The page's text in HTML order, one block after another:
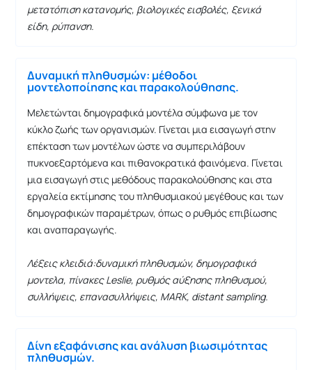
μετατόπιση κατανομής, βιολογικές εισβολές, ξενικά
είδη, ρύπανση.
Δυναμική πληθυσμών: μέθοδοι
μοντελοποίησης και παρακολούθησης.
Μελετώνται δημογραφικά μοντέλα σύμφωνα με τον
κύκλο ζωής των οργανισμών. Γίνεται μια εισαγωγή στην
επέκταση των μοντέλων ώστε να συμπεριλάβουν
πυκνοεξαρτόμενα και πιθανοκρατικά φαινόμενα. Γίνεται
μια εισαγωγή στις μεθόδους παρακολούθησης και στα
εργαλεία εκτίμησης του πληθυσμιακού μεγέθους και των
δημογραφικών παραμέτρων, όπως ο ρυθμός επιβίωσης
και αναπαραγωγής.
Λέξεις κλειδιά:δυναμική πληθυσμών, δημογραφικά
μοντελα, πίνακεςLeslie, ρυθμός αύξησης πληθυσμού,
συλλήψεις, επανασυλλήψεις, MARK, distantsampling.
Δίνη εξαφάνισης και ανάλυση βιωσιμότητας
πληθυσμών.